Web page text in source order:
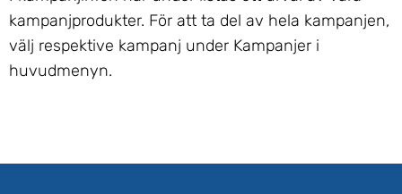
kampanjprodukter. För att ta del av hela kampanjen,
välj respektive kampanj under Kampanjer i
huvudmenyn.